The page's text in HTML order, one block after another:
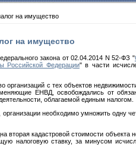
на имущество
на имущество
закона от 02.04.2014 N 52-ФЗ "
Российской Федерации" в части
с тех объектов
ЕНВД, освобождались от
облагаемой единым налогом.
необходимо умножить одну
вторая кадастровой стоимости
налоговую ставку, за минусом